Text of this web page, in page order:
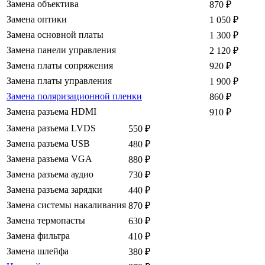
Замена объектива 870 ₽
Замена оптики
1 050 ₽
Замена основной платы
1 300 ₽
Замена панели управления
2 120 ₽
Замена платы сопряжения
920 ₽
Замена платы управления
1 900 ₽
Замена поляризационной пленки
860 ₽
Замена разъема HDMI
910 ₽
Замена разъема LVDS
550 ₽
Замена разъема USB
480 ₽
Замена разъема VGA
880 ₽
Замена разъема аудио
730 ₽
Замена разъема зарядки
440 ₽
Замена системы накаливания 870 ₽
Замена термопасты
630 ₽
Замена фильтра
410 ₽
Замена шлейфа
380 ₽